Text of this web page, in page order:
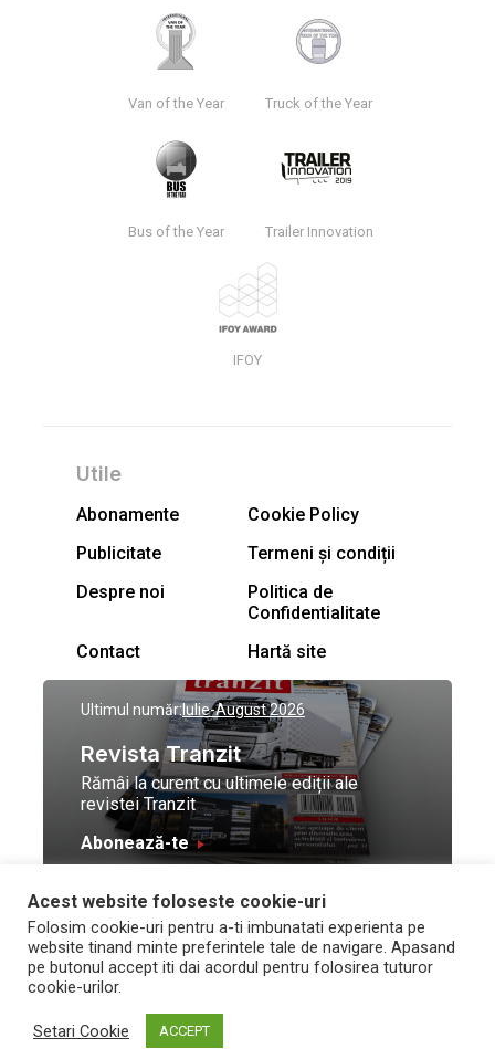
Van of the Year Truck of the Year
Bus of the Year Trailer Innovation
IFOY
Utile
Abonamente
Cookie Policy
Publicitate
Termeni și condiții
Despre noi
Politica de
Confidentialitate
Contact
Hartă site
Ultimul număr:Iulie-August 2026
Revista Tranzit
Rămâi la curent cu ultimele ediții ale
revistei Tranzit
Abonează-te
© Toate drepturile
rezervate Trafic Media
2026
Design by
and development by Neo
Vision Technologies
Acest website foloseste cookie-uri
Folosim cookie-uri pentru a-ti imbunatati experienta pe
website tinand minte preferintele tale de navigare. Apasand
pe butonul accept iti dai acordul pentru folosirea tuturor
cookie-urilor.
Setari Cookie ACCEPT